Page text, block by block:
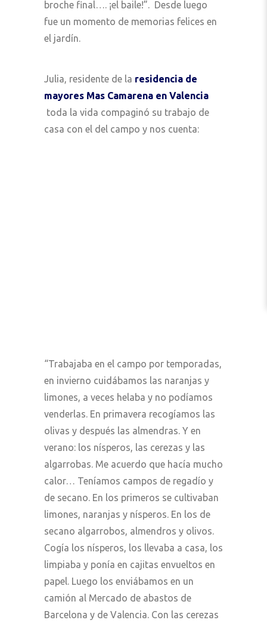
broche final…. ¡el baile!”. Desde luego
fue un momento de memorias felices en
el jardín.
Julia, residente de la residencia de
mayores Mas Camarena en Valencia
toda la vida compaginó su trabajo de
casa con el del campo y nos cuenta:
“Trabajaba en el campo por temporadas,
en invierno cuidábamos las naranjas y
limones, a veces helaba y no podíamos
venderlas. En primavera recogíamos las
olivas y después las almendras. Y en
verano: los nísperos, las cerezas y las
algarrobas. Me acuerdo que hacía mucho
calor… Teníamos campos de regadío y
de secano. En los primeros se cultivaban
limones, naranjas y nísperos. En los de
secano algarrobos, almendros y olivos.
Cogía los nísperos, los llevaba a casa, los
limpiaba y ponía en cajitas envueltos en
papel. Luego los enviábamos en un
camión al Mercado de abastos de
Barcelona y de Valencia. Con las cerezas